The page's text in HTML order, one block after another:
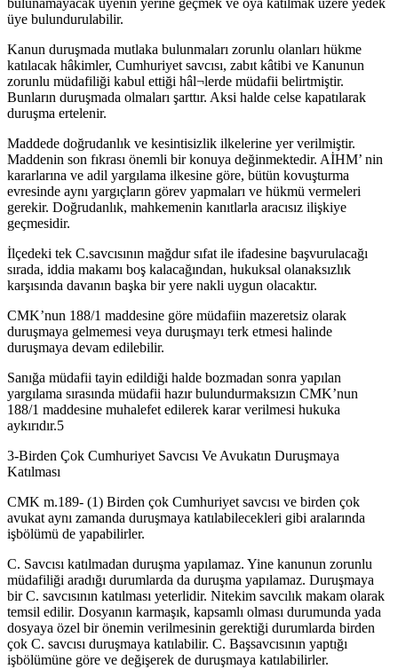
bulunamayacak üyenin yerine geçmek ve oya katılmak üzere yedek
üye bulundurulabilir.
Kanun duruşmada mutlaka bulunmaları zorunlu olanları hükme
katılacak hâkimler, Cumhuriyet savcısı, zabıt kâtibi ve Kanunun
zorunlu müdafiliği kabul ettiği hâl¬lerde müdafii belirtmiştir.
Bunların duruşmada olmaları şarttır. Aksi halde celse kapatılarak
duruşma ertelenir.
Maddede doğrudanlık ve kesintisizlik ilkelerine yer verilmiştir.
Maddenin son fıkrası önemli bir konuya değinmektedir. AİHM’ nin
kararlarına ve adil yargılama ilkesine göre, bütün kovuşturma
evresinde aynı yargıçların görev yapmaları ve hükmü vermeleri
gerekir. Doğrudanlık, mahkemenin kanıtlarla aracısız ilişkiye
geçmesidir.
İlçedeki tek C.savcısının mağdur sıfat ile ifadesine başvurulacağı
sırada, iddia makamı boş kalacağından, hukuksal olanaksızlık
karşısında davanın başka bir yere nakli uygun olacaktır.
CMK’nun 188/1 maddesine göre müdafiin mazeretsiz olarak
duruşmaya gelmemesi veya duruşmayı terk etmesi halinde
duruşmaya devam edilebilir.
Sanığa müdafii tayin edildiği halde bozmadan sonra yapılan
yargılama sırasında müdafii hazır bulundurmaksızın CMK’nun
188/1 maddesine muhalefet edilerek karar verilmesi hukuka
aykırıdır.5
3-Birden Çok Cumhuriyet Savcısı Ve Avukatın Duruşmaya
Katılması
CMK m.189- (1) Birden çok Cumhuriyet savcısı ve birden çok
avukat aynı zamanda duruşmaya katılabilecekleri gibi aralarında
işbölümü de yapabilirler.
C. Savcısı katılmadan duruşma yapılamaz. Yine kanunun zorunlu
müdafiliği aradığı durumlarda da duruşma yapılamaz. Duruşmaya
bir C. savcısının katılması yeterlidir. Nitekim savcılık makam olarak
temsil edilir. Dosyanın karmaşık, kapsamlı olması durumunda yada
dosyaya özel bir önemin verilmesinin gerektiği durumlarda birden
çok C. savcısı duruşmaya katılabilir. C. Başsavcısının yaptığı
işbölümüne göre ve değişerek de duruşmaya katılabilirler.